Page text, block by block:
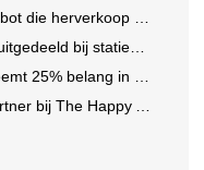
van kleding vergemakkelijkt
met Tikkie
jaar oud drinkwaterbedrijf in Guatemala
bij The Happy Activist